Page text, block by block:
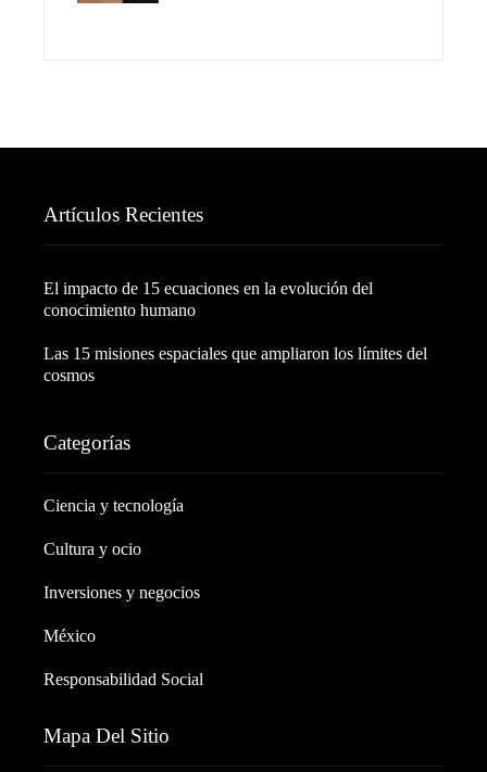
Artículos Recientes
El impacto de 15 ecuaciones en la evolución del
conocimiento humano
Las 15 misiones espaciales que ampliaron los límites del
cosmos
Categorías
Ciencia y tecnología
Cultura y ocio
Inversiones y negocios
México
Responsabilidad Social
Mapa Del Sitio